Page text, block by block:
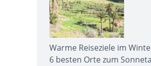
Warme Reiseziele im
6 besten Orte zum